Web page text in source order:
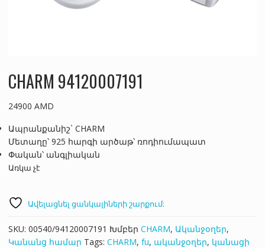
CHARM 94120007191
24900 AMD
Ապրանքանիշ` CHARM
Մետաղը՝ 925 հարգի արծաթ՝ ռոդիումապատ
Փական՝ անգլիական
Առկա չէ
Ավելացնել ցանկալիների շարքում:
SKU: 00540/94120007191 Խմբեր CHARM, Ականջօղեր,
Կանանց համար Tags: CHARM, fu, ականջօղեր, կանացի